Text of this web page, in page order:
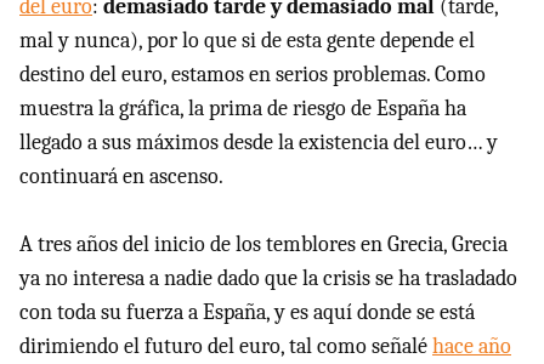
del euro: demasiado tarde y demasiado mal (tarde,
mal y nunca), por lo que si de esta gente depende el
destino del euro, estamos en serios problemas. Como
muestra la gráfica, la prima de riesgo de España ha
llegado a sus máximos desde la existencia del euro… y
continuará en ascenso.
A tres años del inicio de los temblores en Grecia, Grecia
ya no interesa a nadie dado que la crisis se ha trasladado
con toda su fuerza a España, y es aquí donde se está
dirimiendo el futuro del euro, tal como señaléhace año